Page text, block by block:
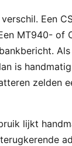
Een
MT940- of
is
zelden
lijkt